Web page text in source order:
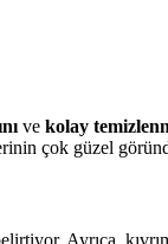
ve kolay
çok güzel
Ayrıca,